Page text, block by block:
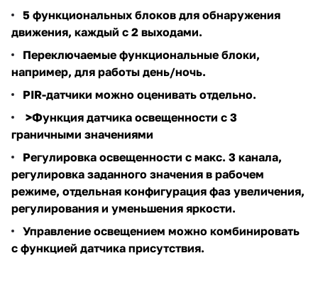
5 функциональных блоков для обнаружения
движения, каждый с 2 выходами.
Переключаемые функциональные блоки,
например, для работы день/ночь.
PIR-датчики можно оценивать отдельно.
>Функция датчика освещенности с 3
граничными значениями
Регулировка освещенности с макс. 3 канала,
регулировка заданного значения в рабочем
режиме, отдельная конфигурация фаз увеличения,
регулирования и уменьшения яркости.
Управление освещением можно комбинировать
с функцией датчика присутствия.